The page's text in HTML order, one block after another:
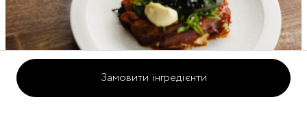
Замовити інгредієнти